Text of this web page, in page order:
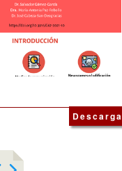
Descarga